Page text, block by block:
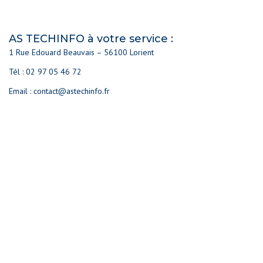
AS TECHINFO à votre service :
1 Rue Edouard Beauvais – 56100 Lorient
Tél : 02 97 05 46 72
Email : contact@astechinfo.fr